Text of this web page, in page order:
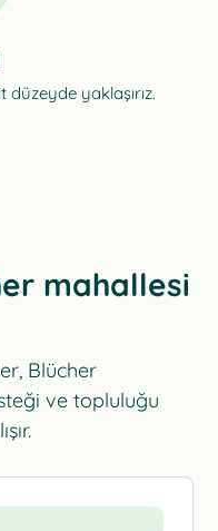
düzeyde yaklaşırız.
mahallesi
Blücher
ve topluluğu